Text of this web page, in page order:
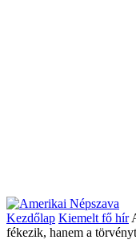
Kezdőlap Kiemelt fő hír
fékezik, hanem a